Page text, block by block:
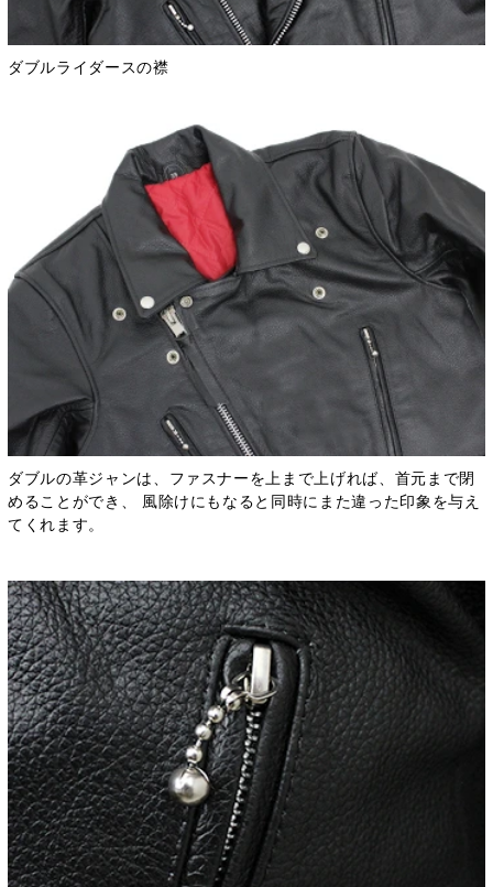
ダブルライダースの襟
ダブルの革ジャンは、ファスナーを上まで上げれば、首元まで閉
めることができ、 風除けにもなると同時にまた違った印象を与え
てくれます。